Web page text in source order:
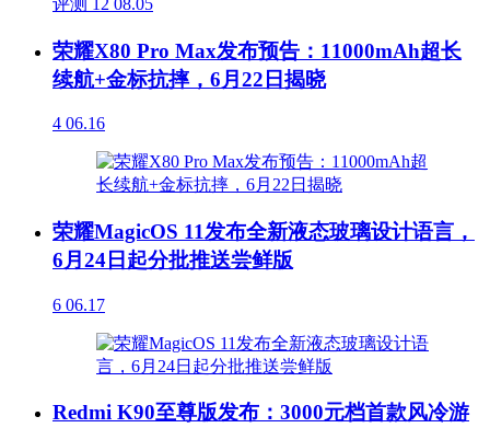
荣耀X80 Pro Max发布预告：11000mAh超长
续航+金标抗摔，6月22日揭晓
4 06.16
荣耀MagicOS 11发布全新液态玻璃设计语言，
6月24日起分批推送尝鲜版
6 06.17
Redmi K90至尊版发布：3000元档首款风冷游